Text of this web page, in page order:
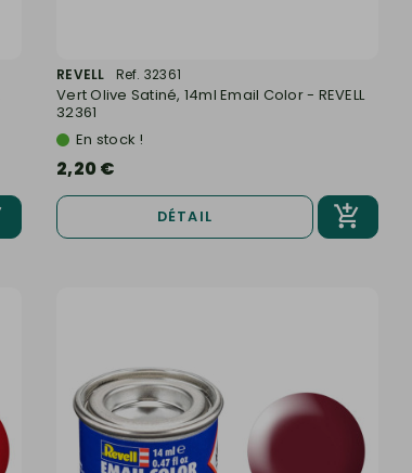
REVELL Ref. 32361
Vert Olive Satiné, 14ml Email Color - REVELL
32361
En stock !
2,20 €
DÉTAIL